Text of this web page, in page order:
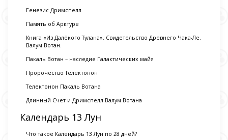
Генезис Дримспелл
Память об Арктуре
Книга «Из Далёкого Тулана». Свидетельство Древнего Чака-Ле.
Валум Вотан.
Пакаль Вотан – наследие Галактических майя
Пророчество Телектонон
Телектонон Пакаль Вотана
Длинный Счет и Дримспелл Валум Вотана
Календарь 13 Лун
Что такое Календарь 13 Лун по 28 дней?